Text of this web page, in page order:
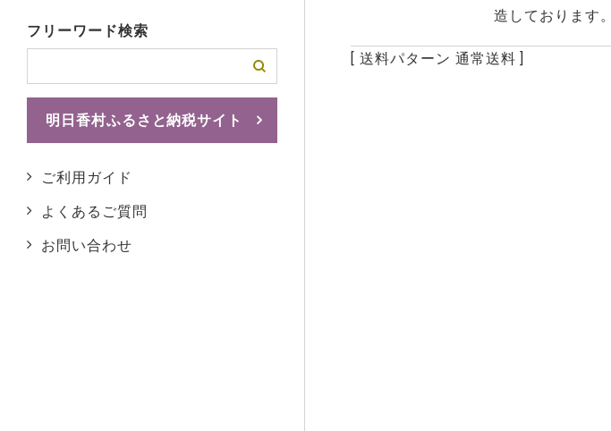
造しております。
送料パターン 通常送料
フリーワード検索
明日香村ふるさと納税サイト
ご利用ガイド
よくあるご質問
お問い合わせ